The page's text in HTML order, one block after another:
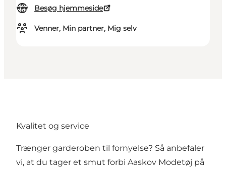
Besøg hjemmeside
Venner, Min partner, Mig selv
Kvalitet og service
Trænger garderoben til fornyelse? Så anbefaler
vi, at du tager et smut forbi Aaskov Modetøj på